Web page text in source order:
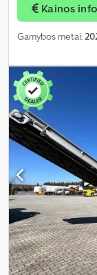
Kainos
Gamybos metai: